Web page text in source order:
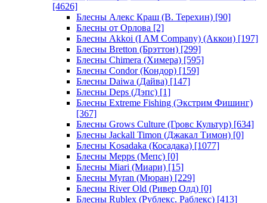
[4626]
Блесны Алекс Краш (В. Терехин) [90]
Блесны от Орлова [2]
Блесны Akkoi (I AM Company) (Аккои) [197]
Блесны Bretton (Брэттон) [299]
Блесны Chimera (Химера) [595]
Блесны Condor (Кондор) [159]
Блесны Daiwa (Дайва) [147]
Блесны Deps (Дэпс) [1]
Блесны Extreme Fishing (Экстрим Фишинг)
[367]
Блесны Grows Culture (Гровс Культур) [634]
Блесны Jackall Timon (Джакал Тимон) [0]
Блесны Kosadaka (Косадака) [1077]
Блесны Mepps (Мепс) [0]
Блесны Miari (Миари) [15]
Блесны Myran (Мюран) [229]
Блесны River Old (Ривер Олд) [0]
Блесны Rublex (Рублекс, Раблекс) [413]